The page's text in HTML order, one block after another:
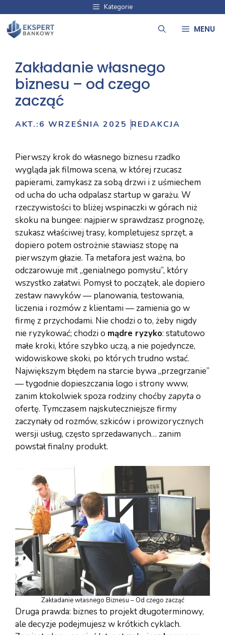
treści
Kategorie
MENU
Zakładanie własnego
biznesu – od czego
zacząć
AKT.:6 WRZEŚNIA 2025 REDAKCJA
Pierwszy krok do własnego biznesu rzadko
wygląda jak filmowa scena, w której rzucasz
papierami, zamykasz za sobą drzwi i z uśmiechem
od ucha do ucha odpalasz startup w garażu. W
rzeczywistości to bliżej wspinaczki w górach niż
skoku na bungee: najpierw sprawdzasz prognozę,
szukasz właściwej trasy, kompletujesz sprzęt, a
dopiero potem ostrożnie stawiasz stopę na
pierwszym głazie. Ta metafora jest ważna, bo
odczarowuje mit „genialnego pomysłu”, który
wszystko załatwi. Pomysł to początek, ale dopiero
zestaw nawyków — planowania, testowania,
liczenia i rozmów z klientami — zamienia go w
firmę z przychodami. Nie chodzi o to, żeby nigdy
nie ryzykować; chodzi o mądre ryzyko: statutowo
małe kroki, które szybko uczą, a nie pojedyncze,
widowiskowe skoki, po których trudno wstać.
Największym błędem na starcie bywa „przegrzanie”
— tygodnie dopieszczania logo i strony www,
zanim ktokolwiek spoza rodziny choćbyzapyta o
ofertę. Tymczasem najskuteczniejsze firmy
zaczynały od rozmów, szkiców i prowizorycznych
wersji usług, często sprzedawanych… zanim
powstał finalny produkt.
Zakładanie własnego Biznesu – Od czego zacząć
Druga prawda: biznes to projekt długoterminowy,
ale decyzje podejmujesz w krótkich cyklach.